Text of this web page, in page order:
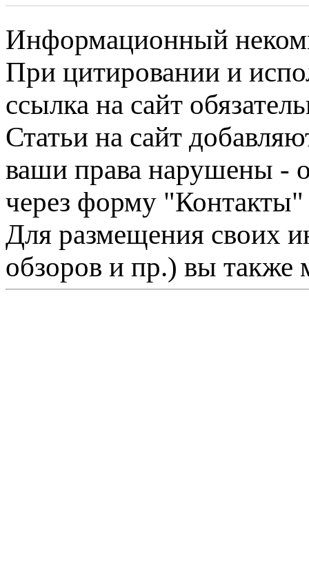
Информационный
При цитировании и
ссылка на сайт
Статьи на сайт
ваши права нарушены -
через форму "Контакты"
Для размещения своих
обзоров и пр.) вы также